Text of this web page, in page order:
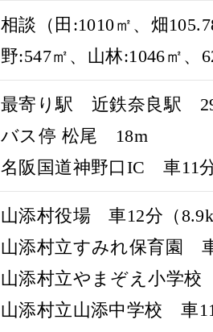
相談（田:1010㎡、畑
野:547㎡、山林:1046㎡、
最寄り駅 近鉄奈良駅
バス停 松尾 18m
名阪国道神野口IC 車11
山添村役場 車12分（
山添村立すみれ保育園
山添村立やまぞえ小学
山添村立山添中学校 車